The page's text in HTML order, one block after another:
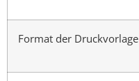
Format der Druckvorlage